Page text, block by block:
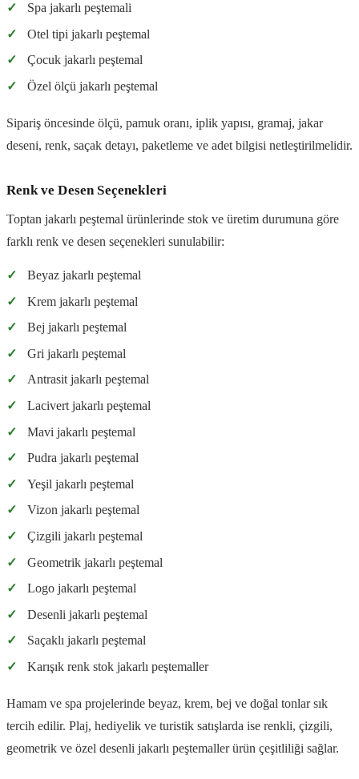
✓
Spa jakarlı peştemali
✓
Otel tipi jakarlı peştemal
✓
Çocuk jakarlı peştemal
✓
Özel ölçü jakarlı peştemal
Sipariş öncesinde ölçü, pamuk oranı, iplik yapısı, gramaj, jakar
deseni, renk, saçak detayı, paketleme ve adet bilgisi netleştirilmelidir.
Renk ve Desen Seçenekleri
Toptan jakarlı peştemal ürünlerinde stok ve üretim durumuna göre
farklı renk ve desen seçenekleri sunulabilir:
✓
Beyaz jakarlı peştemal
✓
Krem jakarlı peştemal
✓
Bej jakarlı peştemal
✓
Gri jakarlı peştemal
✓
Antrasit jakarlı peştemal
✓
Lacivert jakarlı peştemal
✓
Mavi jakarlı peştemal
✓
Pudra jakarlı peştemal
✓
Yeşil jakarlı peştemal
✓
Vizon jakarlı peştemal
✓
Çizgili jakarlı peştemal
✓
Geometrik jakarlı peştemal
✓
Logo jakarlı peştemal
✓
Desenli jakarlı peştemal
✓
Saçaklı jakarlı peştemal
✓
Karışık renk stok jakarlı peştemaller
Hamam ve spa projelerinde beyaz, krem, bej ve doğal tonlar sık
tercih edilir. Plaj, hediyelik ve turistik satışlarda ise renkli, çizgili,
geometrik ve özel desenli jakarlı peştemaller ürün çeşitliliği sağlar.